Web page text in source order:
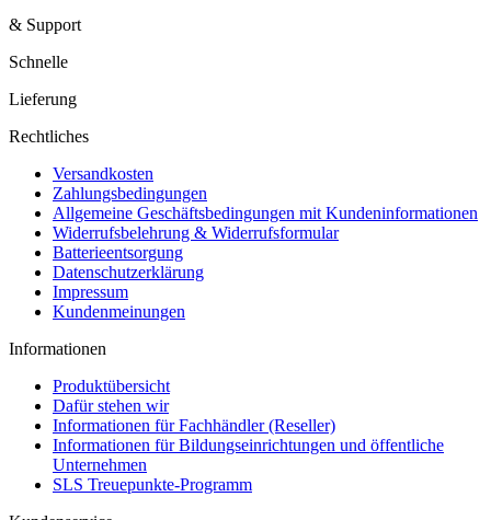
& Support
Schnelle
Lieferung
Rechtliches
Versandkosten
Zahlungsbedingungen
Allgemeine Geschäftsbedingungen mit Kundeninformationen
Widerrufsbelehrung & Widerrufsformular
Batterieentsorgung
Datenschutzerklärung
Impressum
Kundenmeinungen
Informationen
Produktübersicht
Dafür stehen wir
Informationen für Fachhändler (Reseller)
Informationen für Bildungseinrichtungen und öffentliche
Unternehmen
SLS Treuepunkte-Programm